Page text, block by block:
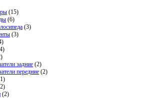
(15)
(6)
(3)
(3)
задние (2)
передние (2)
(2)